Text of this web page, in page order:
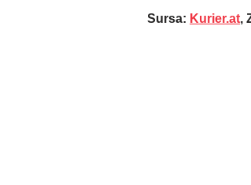
Sursa: Kurier.at,